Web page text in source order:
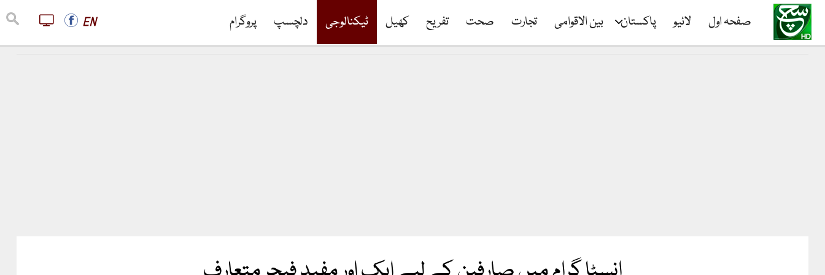
صفحہ اول لائیو پاکستان بین الاقوامی تجارت صحت تفریح کھیل ٹیکنالوجی دلچسپ پروگرام EN